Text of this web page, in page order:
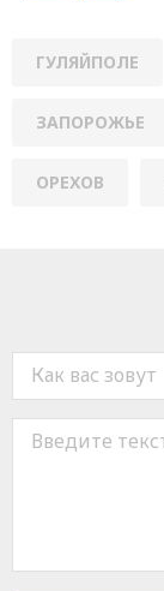
ГУЛЯЙПОЛЕ
ЗАПОРОЖЬЕ
ОРЕХОВ